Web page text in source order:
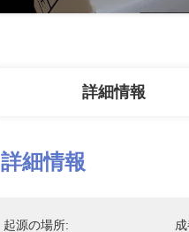
詳細情報
詳細情報
起源の場所: